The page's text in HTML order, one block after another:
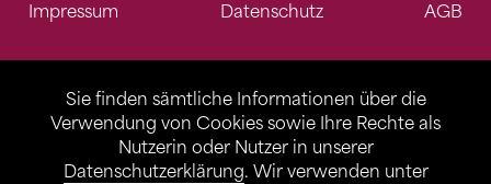
Sie finden sämtliche Informationen über die
Verwendung von Cookies sowie Ihre Rechte als
Nutzerin oder Nutzer in unserer
Datenschutzerklärung. Wir verwenden unter
Impressum Datenschutz AGB